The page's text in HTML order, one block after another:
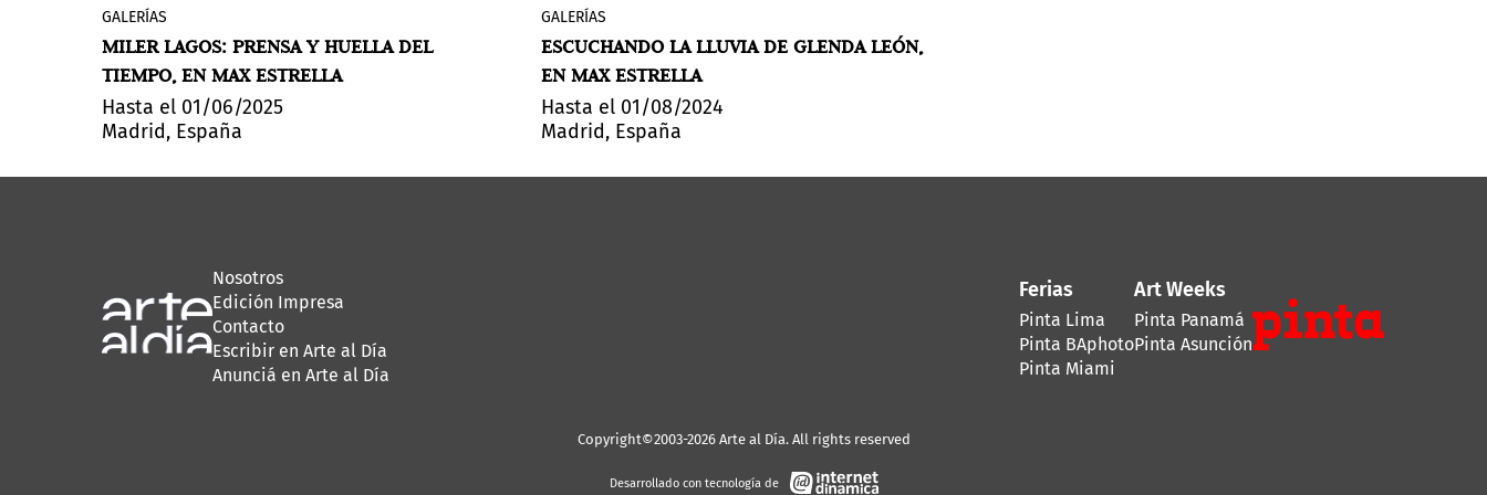
La madrileña Max Estrella acoge
Getsemaní. Prensa de olivo, la segunda
individual de Miler Lagos (Bogotá,
Colombia, 1973) en la galería, una
muestra que aúna una serie de grabados
GALERÍAS
MILER LAGOS: PRENSA Y HUELLA DEL
TIEMPO, EN MAX ESTRELLA
Hasta el 01/06/2025
Madrid, España
La madrileña Max Estrella exhibe en su
espacio Project RoomEscuchando la
lluvia, de la artista Glenda León (La
Habana, Cuba, 1976), y que sirve, además,
de carta de presentación de la cubana
GALERÍAS
ESCUCHANDO LA LLUVIA DE GLENDA LEÓN,
EN MAX ESTRELLA
Hasta el 01/08/2024
Madrid, España
Nosotros
Edición Impresa
Contacto
Escribir en Arte al Día
Anunciá en Arte al Día
Ferias
Pinta Lima
Pinta BAphoto
Pinta Miami
Art Weeks
Pinta Panamá
Pinta Asunción
Copyright©2003-2026 Arte al Día. All rights reserved